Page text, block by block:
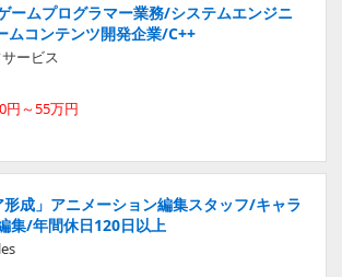
ームプログラマー業務/システムエンジニ
ムコンテンツ開発企業/C++
ービス
円～55万円
形成」アニメーション編集スタッフ/キャラ
集/年間休日120日以上